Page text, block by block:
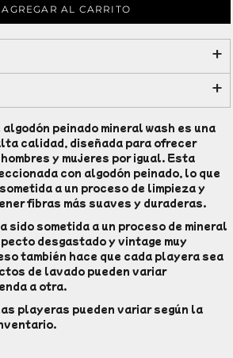
AGREGAR AL CARRITO
peinado mineral wash es una
calidad, diseñada para ofrecer
y mujeres por igual. Esta
con algodón peinado, lo que
a un proceso de limpieza y
fibras más suaves y duraderas.
sido sometida a un proceso de mineral
desgastado y vintage muy
también hace que cada playera sea
de lavado pueden variar
a otra.
playeras pueden variar según la